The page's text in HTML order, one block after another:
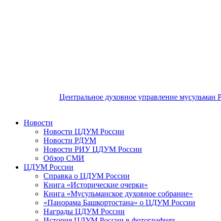
Центральное духовное управление мусульман
Новости
Новости ЦДУМ России
Новости РДУМ
Новости РИУ ЦДУМ России
Обзор СМИ
ЦДУМ России
Справка о ЦДУМ России
Книга «Исторические очерки»
Книга «Мусульманское духовное собрание»
«Панорама Башкортостана» о ЦДУМ России
Награды ЦДУМ России